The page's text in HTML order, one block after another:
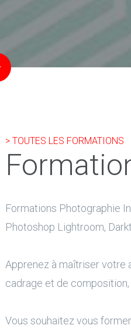
> TOUTES LES FORMATIONS
Formations Photographie
Photoshop Lightroom,
Apprenez à maîtriser votre
cadrage et de composition,
Vous souhaitez vous